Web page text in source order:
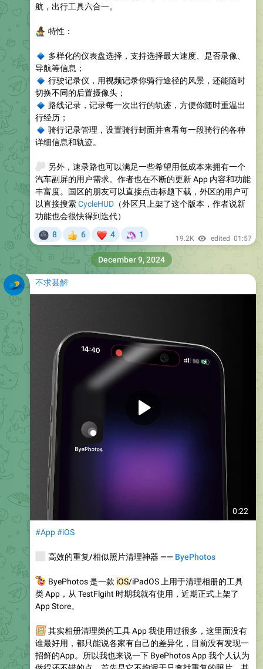
航，出行工具六合一。
特性 ：
多样化的仪表盘选择，支持选择最大速度、是否录像、
导航等信息；
行驶记录仪 ，用视频记录你骑行途径的风景，还能随时
切换不同的后置摄像头；
路线记录，记录每一次出行的轨迹，方便你随时重温出
行经历；
骑行记录管理 ，设置骑行封面并查看每一段骑行的各种
详细信息和轨迹。
另外，速录路也可以满足一些希望用低成本来拥有一个
汽车副屏的用户需求。作者也在不断的更新 App 内容和功能
丰富度。国区的朋友可以直接点击标题下载，外区的用户可
以直接搜索CycleHUD （外区只上架了这个版本，作者说新
功能也会很快得到迭代）
8 6
❤
4
🦄
1 19.2K edited 01:57
不求甚解
0:22
#App#iOS
高效的重复/相似照片清理神器 —— ByePhotos
ByePhotos 是一款 iOS/iPadOS 上用于清理相册的工具
类 App，从 TestFlgiht 时期我就有使用，近期正式上架了
App Store。
其实相册清理类的工具 App 我使用过很多，这里面没有
谁最好用，都只能说各家有自己的差异化，目前没有发现一
招鲜的App。所以我也来说一下 ByePhotos App 我个人认为
December 9, 2024